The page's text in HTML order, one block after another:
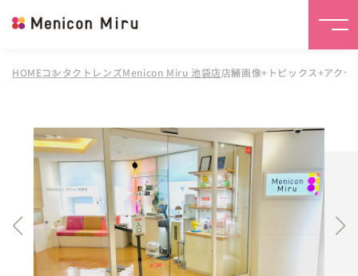
HOMEコンタクトレンズMenicon Miru 池袋店店舗画像+トピックス+アク